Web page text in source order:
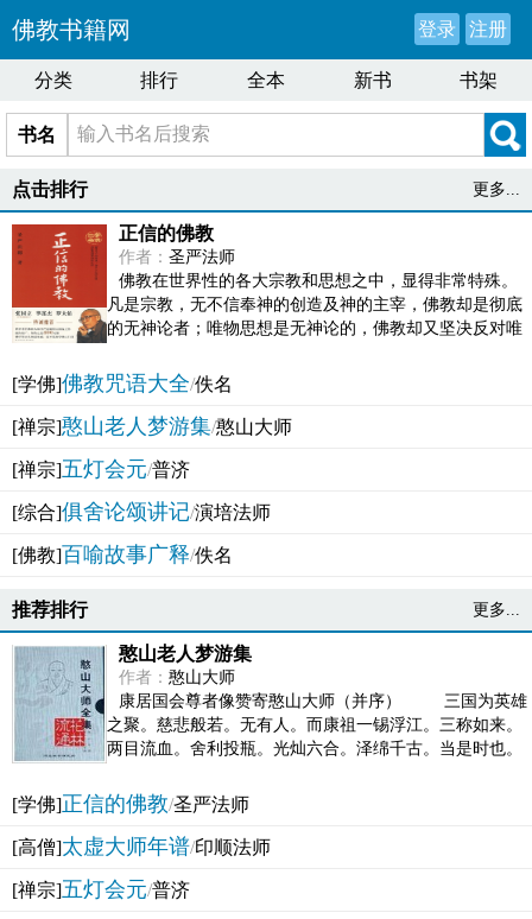
佛教书籍网 登录 注册
分类 排行 全本 新书 书架
书名
点击排行 更多...
正信的佛教
作者： 圣严法师
佛教在世界性的各大宗教和思想之中，显得非常特殊。
凡是宗教，无不信奉神的创造及神的主宰，佛教却是彻底
的无神论者；唯物思想是无神论的，佛教却又坚决反对唯
[学佛]佛教咒语大全/佚名
[禅宗]憨山老人梦游集/憨山大师
[禅宗]五灯会元/普济
[综合]俱舍论颂讲记/演培法师
[佛教]百喻故事广释/佚名
推荐排行 更多...
憨山老人梦游集
作者： 憨山大师
康居国会尊者像赞寄憨山大师（并序） 三国为英雄
之聚。慈悲般若。无有人。而康祖一锡浮江。三称如来。
两目流血。舍利投瓶。光灿六合。泽绵千古。当是时也。
[学佛]正信的佛教/圣严法师
[高僧]太虚大师年谱/印顺法师
[禅宗]五灯会元/普济